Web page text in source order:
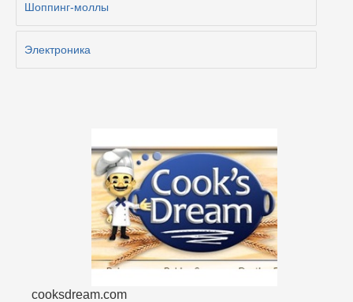
Шоппинг-моллы
Электроника
cooksdream.com